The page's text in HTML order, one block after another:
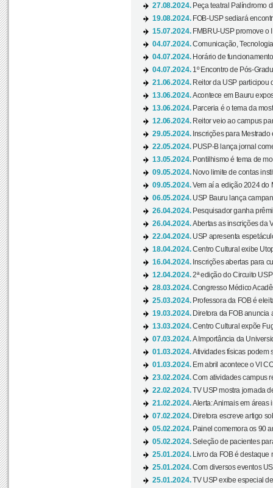
27.08.2024. Peça teatral Palíndromo
19.08.2024. FOB-USP sediará
15.07.2024. FMBRU-USP promove o
04.07.2024.Comunicação,
04.07.2024. Horário de
04.07.2024. 1º Encontro de Pós-
21.06.2024. Reitor da USP participou
13.06.2024.Acontece em Bauru
13.06.2024. Parceria é o tema da
12.06.2024. Reitor veio ao campus
29.05.2024. Inscrições para
22.05.2024. PUSP-B lança jornal
13.05.2024. Pontilhismo é tema de
09.05.2024. Novo limite de contas
09.05.2024.Vem aí a edição 2024 do
06.05.2024. USP Bauru lança
26.04.2024. Pesquisador ganha
26.04.2024.Abertas as inscrições da
22.04.2024. USP apresenta
18.04.2024.Centro Cultural exibe
16.04.2024. Inscrições abertas para
12.04.2024.2ª edição do Circuito
28.03.2024.Congresso Médico
25.03.2024. Professora da FOB é
19.03.2024. Diretora da FOB anuncia
13.03.2024.Centro Cultural expõe
07.03.2024.A Importância da
01.03.2024.Atividades físicas podem
01.03.2024. Em abril acontece o VI
23.02.2024.Com atividades campus
22.02.2024.TV USP mostra jornada
21.02.2024.Alerta: Animais em áreas
07.02.2024. Diretora escreve artigo
05.02.2024. Painel comemora os 90
05.02.2024.Seleção de pacientes
25.01.2024.
Livro da FOB é destaque
25.01.2024.Com diversos eventos
25.01.2024.TV USP exibe especial